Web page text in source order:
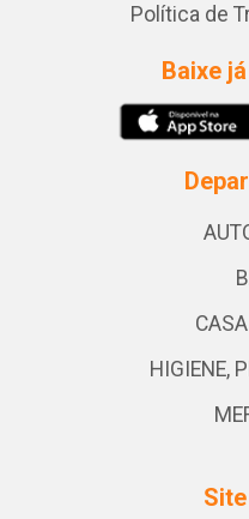
Política de
Baixe
HIGIENE,